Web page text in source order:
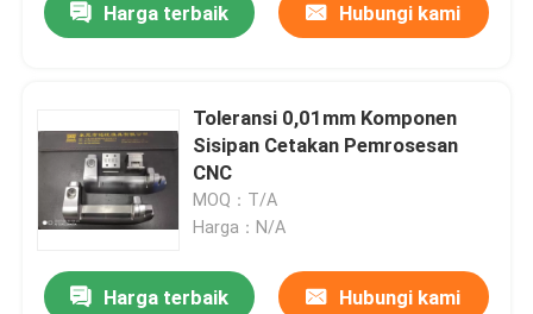
Harga terbaik Hubungi kami
Toleransi 0,01mm Komponen
Sisipan Cetakan Pemrosesan
CNC
MOQ：T/A
Harga：N/A
Harga terbaik Hubungi kami